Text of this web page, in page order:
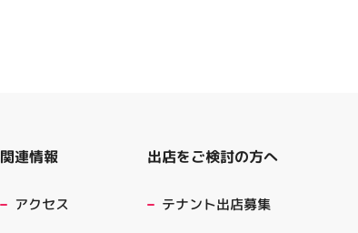
関連情報
アクセス
出店をご検討の方へ
テナント出店募集